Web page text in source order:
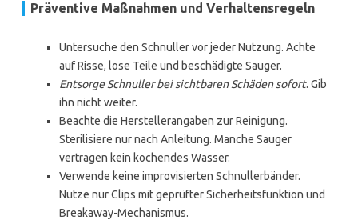
Präventive Maßnahmen und Verhaltensregeln
Untersuche den Schnuller vor jeder Nutzung. Achte
auf Risse, lose Teile und beschädigte Sauger.
Entsorge Schnuller bei sichtbaren Schäden sofort. Gib
ihn nicht weiter.
Beachte die Herstellerangaben zur Reinigung.
Sterilisiere nur nach Anleitung. Manche Sauger
vertragen kein kochendes Wasser.
Verwende keine improvisierten Schnullerbänder.
Nutze nur Clips mit geprüfter Sicherheitsfunktion und
Breakaway-Mechanismus.